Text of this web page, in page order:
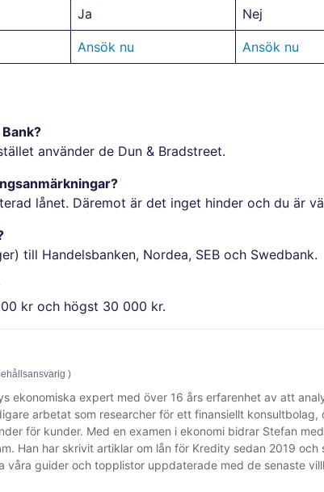
Ja Nej
Ansök nu Ansök nu
använder de Dun & Bradstreet.
lånet. Däremot är det inget hinder och du är
till Handelsbanken, Nordea, SEB och Swedbank.
kr och högst 30 000 kr.
)
ekonomiska expert med över 16 års erfarenhet av att
arbetat som researcher för ett finansiellt konsultbolag,
för kunder. Med en examen i ekonomi bidrar Stefan
Han har skrivit artiklar om lån för Kredity sedan 2019
våra guider och topplistor uppdaterade med de senaste